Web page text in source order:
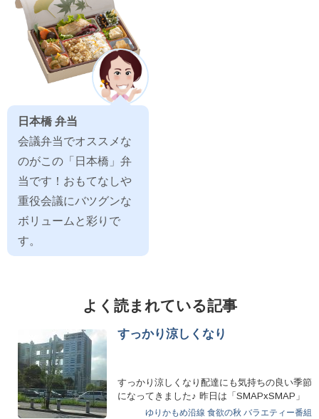
日本橋 弁当
会議弁当でオススメな
のがこの「日本橋」弁
当です！おもてなしや
重役会議にバツグンな
ボリュームと彩りで
す。
よく読まれている記事
すっかり涼しくなり
すっかり涼しくなり配達にも気持ちの良い季節
になってきました♪ 昨日は「SMAPxSMAP」
様へ、今日…
ゆりかもめ沿線 食欲の秋 バラエティー番組